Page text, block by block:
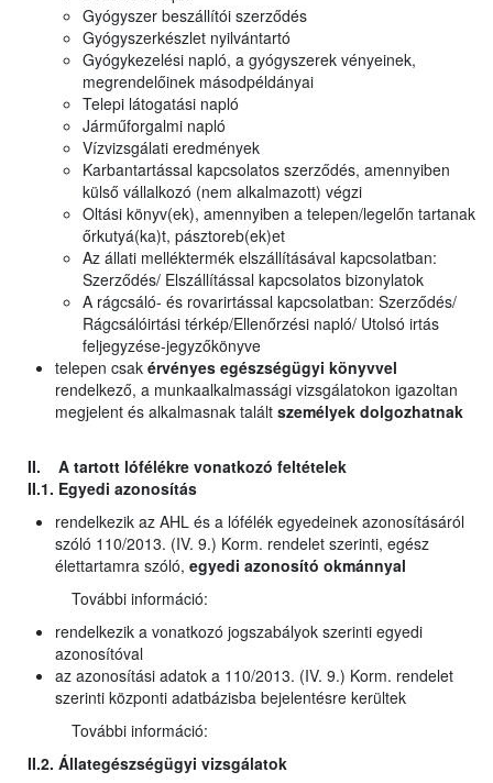
Gyógyszer beszállítói szerződés
Gyógyszerkészlet nyilvántartó
Gyógykezelési napló, a gyógyszerek vényeinek,
megrendelőinek másodpéldányai
Telepi látogatási napló
Járműforgalmi napló
Vízvizsgálati eredmények
Karbantartással kapcsolatos szerződés, amennyiben
külső vállalkozó (nem alkalmazott) végzi
Oltási könyv(ek), amennyiben a telepen/legelőn tartanak
őrkutyá(ka)t, pásztoreb(ek)et
Az állati melléktermék elszállításával kapcsolatban:
Szerződés/ Elszállítással kapcsolatos bizonylatok
A rágcsáló- és rovarirtással kapcsolatban: Szerződés/
Rágcsálóirtási térkép/Ellenőrzési napló/ Utolsó irtás
feljegyzése-jegyzőkönyve
telepen csak érvényes egészségügyi könyvvel
rendelkező, a munkaalkalmassági vizsgálatokon igazoltan
megjelent és alkalmasnak talált személyek dolgozhatnak
II. A tartott lófélékre vonatkozó feltételek
II.1. Egyedi azonosítás
rendelkezik az AHL és a lófélék egyedeinek azonosításáról
szóló 110/2013. (IV. 9.) Korm. rendelet szerinti, egész
élettartamra szóló, egyedi azonosító okmánnyal
További információ:
rendelkezik a vonatkozó jogszabályok szerinti egyedi
azonosítóval
az azonosítási adatok a 110/2013. (IV. 9.) Korm. rendelet
szerinti központi adatbázisba bejelentésre kerültek
További információ:
II.2. Állategészségügyi vizsgálatok